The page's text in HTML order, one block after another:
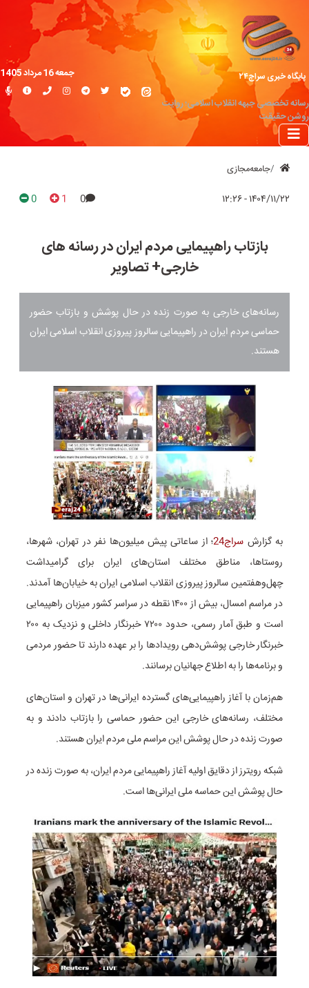
پایگاه خبری سراج۲۴
رسانه تخصصی جبهه انقلاب اسلامی؛ روایت
روشن حقیقت
جمعه 16 مرداد 1405
جامعه‌مجازی
۱۴۰۴/۱۱/۲۲ - ۱۲:۲۶ 0
1
0
بازتاب راهپیمایی مردم ایران در رسانه های
خارجی+ تصاویر
رسانه‌های خارجی به صورت زنده در حال پوشش و بازتاب حضور
حماسی مردم ایران در راهپیمایی سالروز پیروزی انقلاب اسلامی ایران
هستند.
به گزارش سراج24
؛ از ساعاتی پیش میلیون‌ها نفر در تهران، شهرها،
روستاها، مناطق مختلف استان‌های ایران برای گرامیداشت
چهل‌وهفتمین سالروز پیروزی انقلاب اسلامی ایران به خیابان‌ها آمدند.
در مراسم امسال، بیش از ۱۴۰۰ نقطه در سراسر کشور میزبان راهپیمایی
است و طبق آمار رسمی، حدود ۷۲۰۰ خبرنگار داخلی و نزدیک به ۲۰۰
خبرنگار خارجی پوشش‌دهی رویدادها را بر عهده دارند تا حضور مردمی
و برنامه‌ها را به اطلاع جهانیان برسانند.
هم‌زمان با آغاز راهپیمایی‌های گسترده ایرانی‌ها در تهران و استان‌های
مختلف، رسانه‌های خارجی این حضور حماسی را بازتاب دادند و به
صورت زنده در حال پوشش این مراسم ملی مردم ایران هستند.
شبکه رویترز از دقایق اولیه آغاز راهپیمایی مردم ایران، به صورت زنده در
حال پوشش این حماسه ملی ایرانی‌ها است.